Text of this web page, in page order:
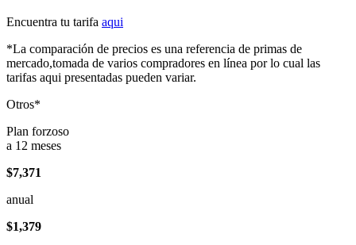
Encuentra tu tarifa aqui
*La comparación de precios es una referencia de primas de
mercado,tomada de varios compradores en línea por lo cual las
tarifas aqui presentadas pueden variar.
Otros*
Plan forzoso
a 12 meses
$7,371
anual
$1,379